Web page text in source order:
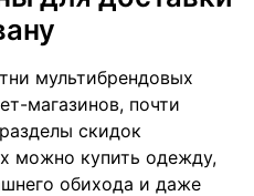
мультибрендовых
магазинов, почти
скидок
можно купить одежду,
обихода и даже